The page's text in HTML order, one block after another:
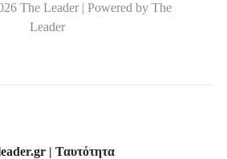
The Leader | Powered by The
Leader
| Ταυτότητα